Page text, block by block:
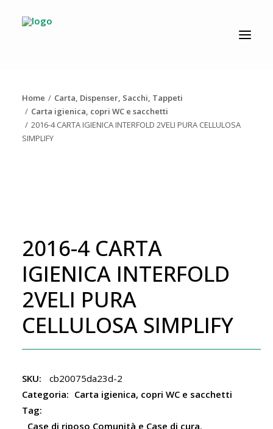
AZIENDA
NEWS
Ricerca
Home
Carta, Dispenser, Sacchi, Tappeti
Carta igienica, copri WC e sacchetti
2016-4 CARTA IGIENICA INTERFOLD 2VELI PURA CELLULOSA
SIMPLIFY
2016-4 CARTA
IGIENICA INTERFOLD
2VELI PURA
CELLULOSA SIMPLIFY
SKU:
cb20075da23d-2
Categoria: Carta igienica, copri WC e sacchetti
Tag:
Case di riposo Comunità e Case di cura,